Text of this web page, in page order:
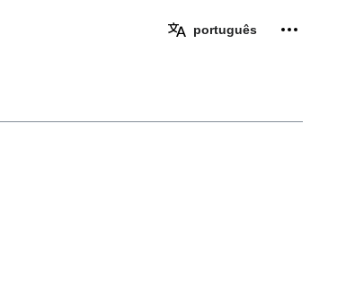
português